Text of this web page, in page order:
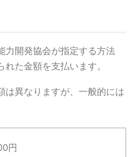
力開発協会が指定する方法
た金額を支払います。
は異なりますが、一般的には
円